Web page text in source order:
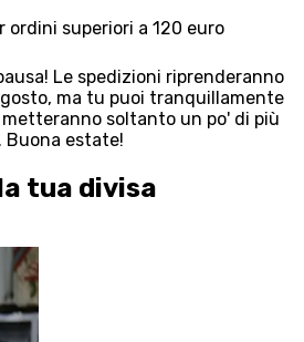
ordini superiori a 120 euro
Le spedizioni riprenderanno
ma tu puoi tranquillamente
soltanto un po' di più
Buona estate!
tua divisa